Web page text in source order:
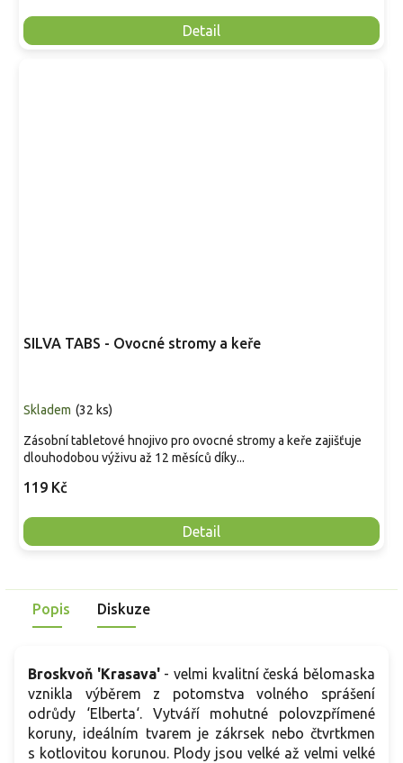
Detail
SILVA TABS - Ovocné stromy a keře
Skladem (32 ks)
119 Kč
Detail
Zásobní tabletové hnojivo pro ovocné stromy a keře zajišťuje
dlouhodobou výživu až 12 měsíců díky...
Popis Diskuze
Broskvoň 'Krasava'- velmi kvalitní česká bělomaska
vznikla výběrem z potomstva volného sprášení
odrůdy ‘Elberta‘. Vytváří mohutné polovzpřímené
koruny, ideálním tvarem je zákrsek nebo čtvrtkmen
s kotlovitou korunou. Plody jsou velké až velmi velké